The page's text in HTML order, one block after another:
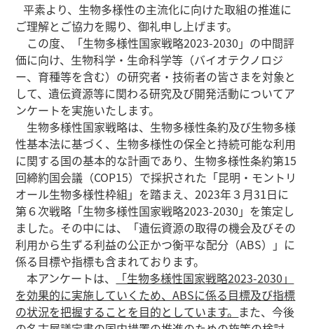
平素より、生物多様性の主流化に向けた取組の推進に
ご理解とご協力を賜り、御礼申し上げます。
この度、「生物多様性国家戦略2023-2030」の中間評
価に向け、生物科学・生命科学等（バイオテクノロジ
ー、育種等を含む）の研究者・技術者の皆さまを対象と
して、遺伝資源等に関わる研究及び開発活動についてア
ンケートを実施いたします。
生物多様性国家戦略は、生物多様性条約及び生物多様
性基本法に基づく、生物多様性の保全と持続可能な利用
に関する国の基本的な計画であり、生物多様性条約第15
回締約国会議（COP15）で採択された「昆明・モントリ
オール生物多様性枠組」を踏まえ、2023年３月31日に
第６次戦略「生物多様性国家戦略2023-2030」を策定し
ました。その中には、「遺伝資源の取得の機会及びその
利用から生ずる利益の公正かつ衡平な配分（ABS）」に
係る目標や指標も含まれております。
本アンケートは、
「生物多様性国家戦略2023-2030」
を効果的に実施していくため、ABSに係る目標及び指標
の状況を把握することを目的としています。 また、今後